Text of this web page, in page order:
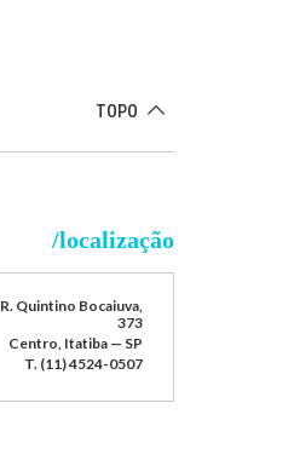
TOPO
/localização
R. Quintino Bocaiuva,
373
Centro, Itatiba — SP
T. (11) 4524-0507